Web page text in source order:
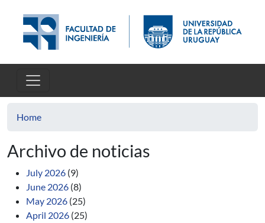
Home
Archivo de noticias
July 2026 (9)
June 2026 (8)
May 2026 (25)
April 2026 (25)